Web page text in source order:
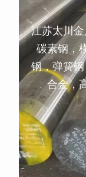
江苏太川
碳素钢，
钢，弹簧
合金，